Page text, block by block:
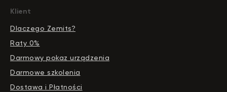
Klient
Dlaczego Zemits?
Raty 0%
Darmowy pokaz urządzenia
Darmowe szkolenia
Dostawa i Płatności